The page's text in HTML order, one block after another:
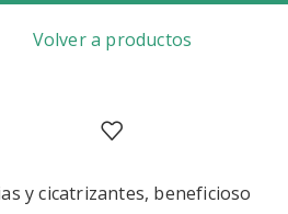
Volver a productos
y cicatrizantes, beneficioso